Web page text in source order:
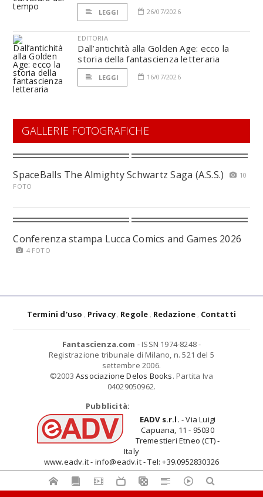
LEGGI 26/07/2026
EDITORIA
Dall’antichità alla Golden Age: ecco la
storia della fantascienza letteraria
LEGGI 16/07/2026
GALLERIE FOTOGRAFICHE
SpaceBalls The Almighty Schwartz Saga (A.S.S.)
10
FOTO
Conferenza stampa Lucca Comics and Games 2026
4 FOTO
Termini d'uso Privacy Regole Redazione Contatti
Fantascienza.com - ISSN 1974-8248 -
Registrazione tribunale di Milano, n. 521 del 5
settembre 2006.
©2003 Associazione Delos Books. Partita Iva
04029050962.
Pubblicità:
EADV s.r.l. - Via Luigi
Capuana, 11 - 95030
Tremestieri Etneo (CT) -
Italy
www.eadv.it - info@eadv.it - Tel: +39.0952830326